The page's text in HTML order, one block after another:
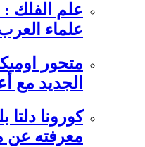
علم الفلك
علماء
متحور
الجديد مع
كورونا
معرفته عن